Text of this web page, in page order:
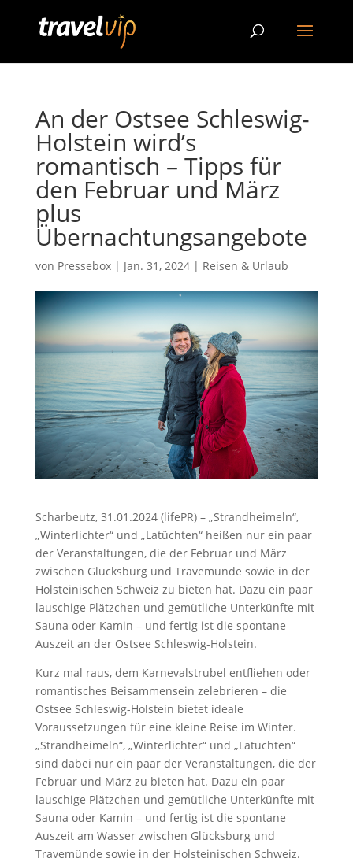
An der Ostsee Schleswig-
Holstein wird’s
romantisch – Tipps für
den Februar und März
plus
Übernachtungsangebote
von Pressebox| Jan. 31, 2024| Reisen & Urlaub
Scharbeutz, 31.01.2024 (lifePR) – „Strandheimeln“,
„Winterlichter“ und „Latüchten“ heißen nur ein paar
der Veranstaltungen, die der Februar und März
zwischen Glücksburg und Travemünde sowie in der
Holsteinischen Schweiz zu bieten hat. Dazu ein paar
lauschige Plätzchen und gemütliche Unterkünfte mit
Sauna oder Kamin – und fertig ist die spontane
Auszeit an der Ostsee Schleswig-Holstein.
Kurz mal raus, dem Karnevalstrubel entfliehen oder
romantisches Beisammensein zelebrieren – die
Ostsee Schleswig-Holstein bietet ideale
Voraussetzungen für eine kleine Reise im Winter.
„Strandheimeln“, „Winterlichter“ und „Latüchten“
sind dabei nur ein paar der Veranstaltungen, die der
Februar und März zu bieten hat. Dazu ein paar
lauschige Plätzchen und gemütliche Unterkünfte mit
Sauna oder Kamin – und fertig ist die spontane
Auszeit am Wasser zwischen Glücksburg und
Travemünde sowie in der Holsteinischen Schweiz.